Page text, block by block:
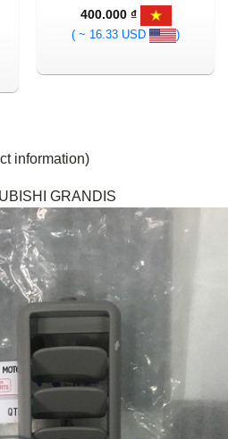
400.000 ₫
( ~ 16.33 USD
)
information)
GRANDIS